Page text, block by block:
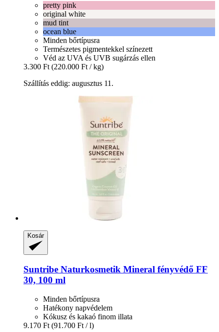
pretty pink
original white
mud tint
ocean blue
Minden bőrtípusra
Természetes pigmentekkel színezett
Véd az UVA és UVB sugárzás ellen
3.300 Ft (220.000 Ft / kg)
Szállítás eddig: augusztus 11.
Kosár
Suntribe Naturkosmetik Mineral fényvédő FF
30, 100 ml
Minden bőrtípusra
Hatékony napvédelem
Kókusz és kakaó finom illata
9.170 Ft (91.700 Ft / l)